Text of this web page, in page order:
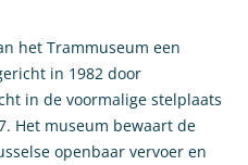
het Trammuseum een
in 1982 door
in de voormalige stelplaats
Het museum bewaart de
openbaar vervoer en